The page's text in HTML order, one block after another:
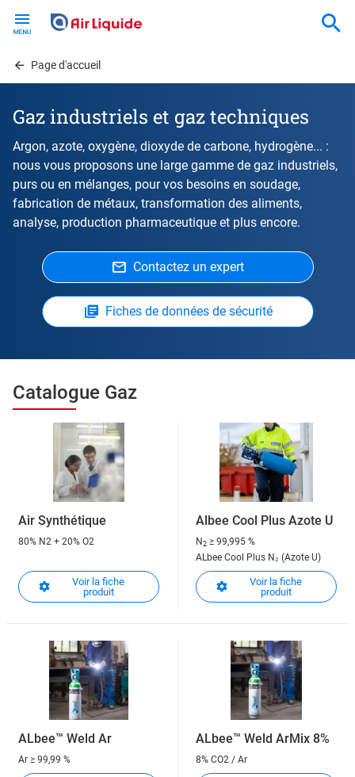
contentPage d'accueil
Gaz industriels et gaz techniques
Argon, azote, oxygène, dioxyde de carbone, hydrogène... :
nous vous proposons une large gamme de gaz industriels,
purs ou en mélanges, pour vos besoins en soudage,
fabrication de métaux, transformation des aliments,
analyse, production pharmaceutique et plus encore.
Contactez un expert
Fiches de données de sécurité
Catalogue Gaz
Air Synthétique
80% N2 + 20% O2
Voir la fiche
produit
Albee Cool Plus Azote U
N 2 ≥ 99,995 %
ALbee Cool Plus N₂ (Azote U)
Voir la fiche
produit
ALbee™ Weld Ar
Ar ≥ 99,99 %
ALbee™ Weld ArMix 8%
8% CO2 / Ar